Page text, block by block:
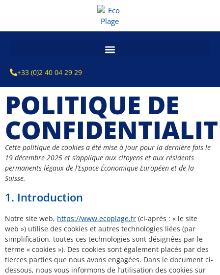
+33 (0)2 40 04 29 29
POLITIQUE DE
Cette politique de cookies a été mise à jour pour la dernière fois le
19 décembre 2025 et s’applique aux citoyens et aux résidents
permanents légaux de l’Espace Économique Européen et de la
Suisse.
1. Introduction
Notre site web, https://www.ecoplage.fr (ci-après : « le site
web ») utilise des cookies et autres technologies liées (par
simplification, toutes ces technologies sont désignées par le
terme « cookies »). Des cookies sont également placés par des
tierces parties que nous avons engagées. Dans le document ci-
dessous, nous vous informons de l’utilisation des cookies sur